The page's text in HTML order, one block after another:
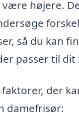
højere.
så du kan
passer til dit
der
damefrisør: